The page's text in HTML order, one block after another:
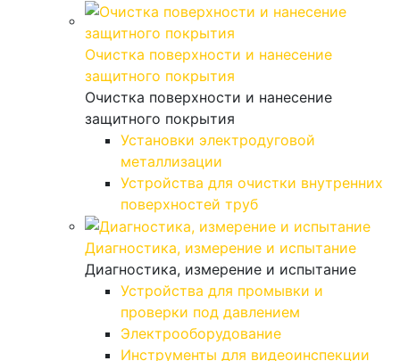
Очистка поверхности и нанесение
защитного покрытия
Очистка поверхности и нанесение
защитного покрытия
Установки электродуговой
металлизации
Устройства для очистки внутренних
поверхностей труб
Диагностика, измерение и испытание
Диагностика, измерение и испытание
Устройства для промывки и
проверки под давлением
Электрооборудование
Инструменты для видеоинспекции